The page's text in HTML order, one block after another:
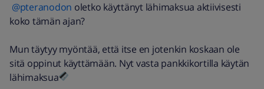
@pteranodon oletko käyttänyt lähimaksua aktiivisesti
koko tämän ajan?
Mun täytyy myöntää, että itse en jotenkin koskaan ole
sitä oppinut käyttämään. Nyt vasta pankkikortilla käytän
lähimaksua